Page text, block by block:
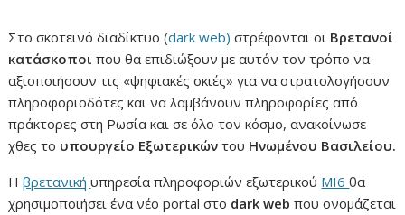
Στο σκοτεινό διαδίκτυο (dark web) στρέφονται οι Βρετανοί
κατάσκοποι που θα επιδιώξουν με αυτόν τον τρόπο να
αξιοποιήσουν τις «ψηφιακές σκιές» για να στρατολογήσουν
πληροφοριοδότες και να λαμβάνουν πληροφορίες από
πράκτορες στη Ρωσία και σε όλο τον κόσμο, ανακοίνωσε
χθες το υπουργείο Εξωτερικών του Ηνωμένου Βασιλείου.
Ηβρετανικήυπηρεσία πληροφοριών εξωτερικού MI6θα
χρησιμοποιήσει ένα νέο portal στο dark web που ονομάζεται